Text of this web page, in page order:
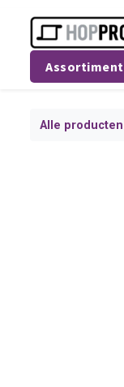
Assortiment
Alle producten